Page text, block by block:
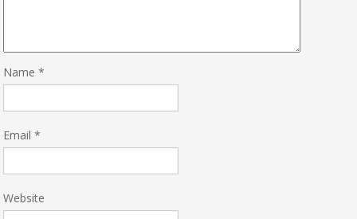
Name *
Email *
Website